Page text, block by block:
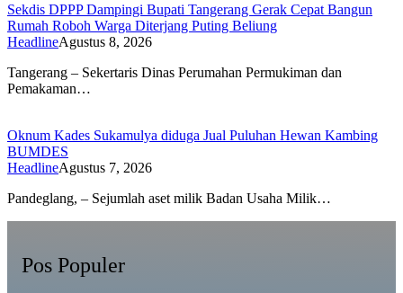
Sekdis DPPP Dampingi Bupati Tangerang Gerak Cepat Bangun
Rumah Roboh Warga Diterjang Puting Beliung
HeadlineAgustus 8, 2026
Tangerang – Sekertaris Dinas Perumahan Permukiman dan
Pemakaman…
Oknum Kades Sukamulya diduga Jual Puluhan Hewan Kambing
BUMDES
HeadlineAgustus 7, 2026
Pandeglang, – Sejumlah aset milik Badan Usaha Milik…
Pos Populer